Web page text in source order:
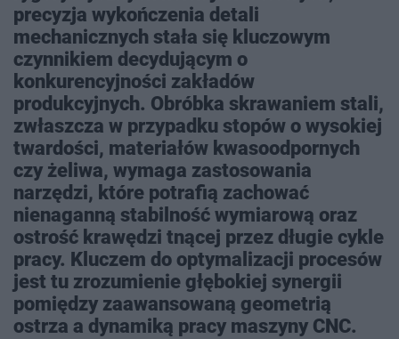
precyzja wykończenia detali
mechanicznych stała się kluczowym
czynnikiem decydującym o
konkurencyjności zakładów
produkcyjnych. Obróbka skrawaniem stali,
zwłaszcza w przypadku stopów o wysokiej
twardości, materiałów kwasoodpornych
czy żeliwa, wymaga zastosowania
narzędzi, które potrafią zachować
nienaganną stabilność wymiarową oraz
ostrość krawędzi tnącej przez długie cykle
pracy. Kluczem do optymalizacji procesów
jest tu zrozumienie głębokiej synergii
pomiędzy zaawansowaną geometrią
ostrza a dynamiką pracy maszyny CNC.